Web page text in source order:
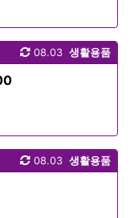
생활용품
08.03
생활용품
08.03